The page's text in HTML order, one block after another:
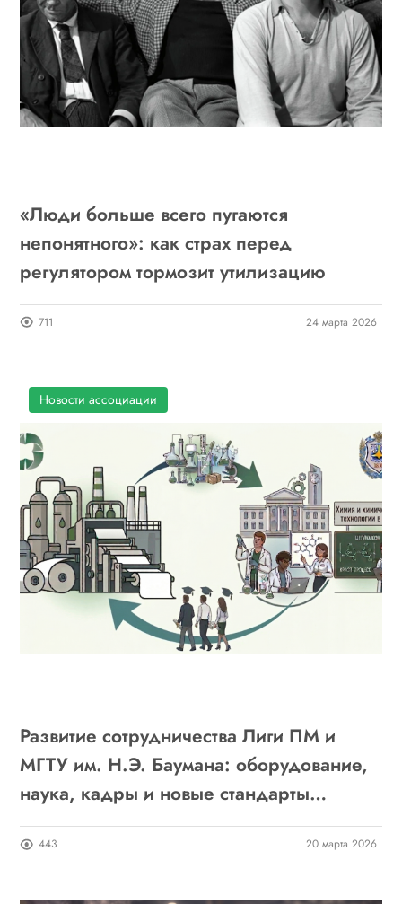
«Люди больше всего пугаются
непонятного»: как страх перед
регулятором тормозит утилизацию
711 24 марта 2026
Новости ассоциации
Развитие сотрудничества Лиги ПМ и
МГТУ им. Н.Э. Баумана: оборудование,
наука, кадры и новые стандарты
обучения
443 20 марта 2026